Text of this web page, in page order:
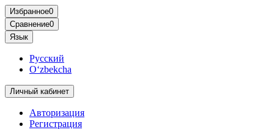
Избранное0
Сравнение0
Язык
Русский
O‘zbekcha
Личный кабинет
Авторизация
Регистрация